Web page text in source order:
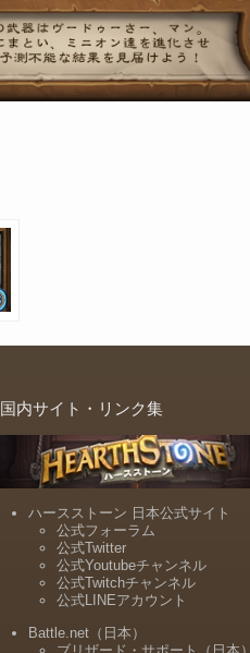
国内サイト・リンク集
ハースストーン 日本公式サイト
公式フォーラム
公式Twitter
公式Youtubeチャンネル
公式Twitchチャンネル
公式LINEアカウント
Battle.net（日本）